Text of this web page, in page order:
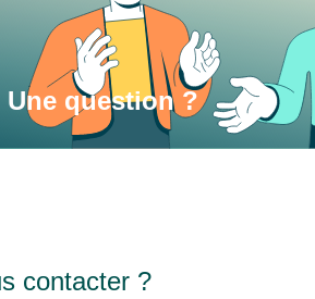
question ?
contacter ?